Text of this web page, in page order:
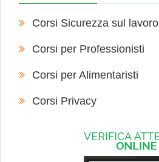
Corsi Sicurezza sul lavoro
Corsi per Professionisti
Corsi per Alimentaristi
Corsi Privacy